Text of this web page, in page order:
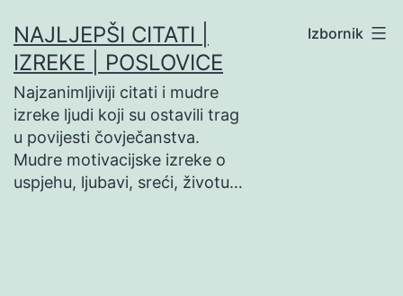
na
sadržaj
NAJLJEPŠI CITATI |
IZREKE | POSLOVICE
Najzanimljiviji citati i mudre
izreke ljudi koji su ostavili trag
u povijesti čovječanstva.
Mudre motivacijske izreke o
uspjehu, ljubavi, sreći, životu…
Izbornik